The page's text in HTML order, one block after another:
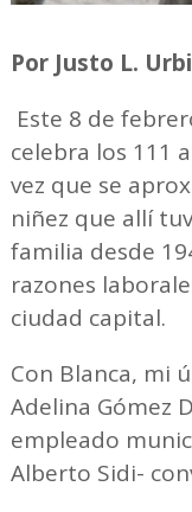
Por Justo L.
Este 8 de
celebra los 111
vez que se
niñez que allí
familia desde
razones
ciudad capital.
Con Blanca, mi
Adelina Gómez
empleado
Alberto Sidi-